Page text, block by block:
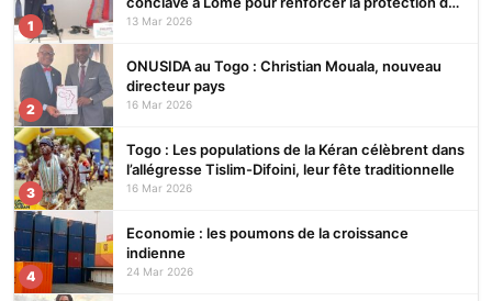
1
écosystèmes
13 Mar 2026
2
ONUSIDA au Togo : Christian Mouala, nouveau
directeur pays
16 Mar 2026
3
Togo : Les populations de la Kéran célèbrent dans
l’allégresse Tislim-Difoini, leur fête traditionnelle
16 Mar 2026
4
Economie : les poumons de la croissance
indienne
24 Mar 2026